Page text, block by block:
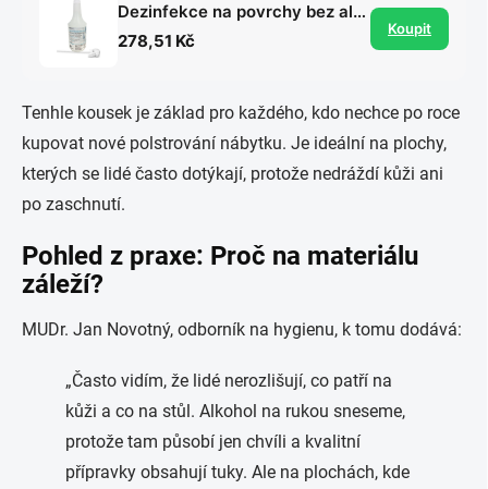
Dezinfekce na povrchy bez alkoholu 1 l
278,51 Kč
Koupit
Tenhle kousek je základ pro každého, kdo nechce po roce
kupovat nové polstrování nábytku. Je ideální na plochy,
kterých se lidé často dotýkají, protože nedráždí kůži ani
po zaschnutí.
Pohled z praxe: Proč na materiálu
záleží?
MUDr. Jan Novotný, odborník na hygienu, k tomu dodává:
„Často vidím, že lidé nerozlišují, co patří na
kůži a co na stůl. Alkohol na rukou sneseme,
protože tam působí jen chvíli a kvalitní
přípravky obsahují tuky. Ale na plochách, kde